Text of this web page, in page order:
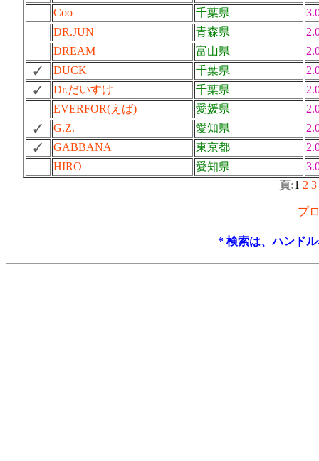
Coo
千葉県
DR.JUN
青森県
DREAM
富山県
DUCK
千葉県
Dr.だいすけ
千葉県
EVERFOR(えば)
愛媛県
G.Z.
愛知県
GABBANA
東京都
HIRO
愛知県
頁:1 2 3
プ
* 検索は、ハンド